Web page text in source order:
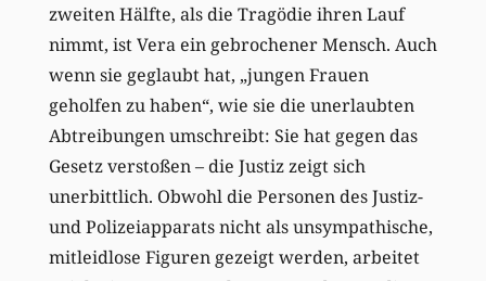
zweiten Hälfte, als die Tragödie ihren Lauf
nimmt, ist Vera ein gebrochener Mensch. Auch
wenn sie geglaubt hat, „jungen Frauen
geholfen zu haben“, wie sie die unerlaubten
Abtreibungen umschreibt: Sie hat gegen das
Gesetz verstoßen – die Justiz zeigt sich
unerbittlich. Obwohl die Personen des Justiz-
und Polizeiapparats nicht als unsympathische,
mitleidlose Figuren gezeigt werden, arbeitet